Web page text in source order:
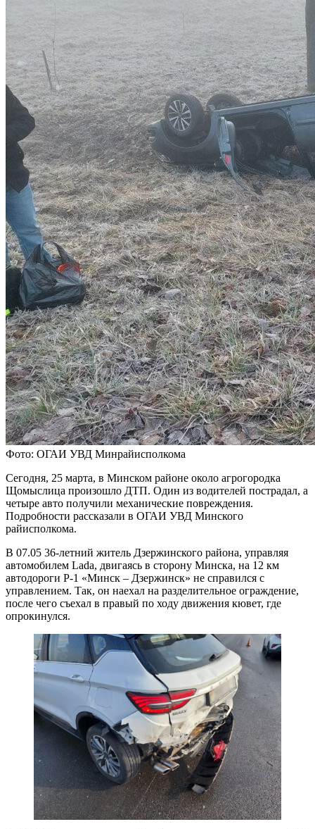
Фото: ОГАИ УВД Минрайисполкома
Сегодня, 25 марта, в Минском районе около агрогородка
Щомыслица произошло ДТП. Один из водителей пострадал, а
четыре авто получили механические повреждения.
Подробности рассказали в ОГАИ УВД Минского
райисполкома.
В 07.05 36-летний житель Дзержинского района, управляя
автомобилем Lada, двигаясь в сторону Минска, на 12 км
автодороги Р-1 «Минск – Дзержинск» не справился с
управлением. Так, он наехал на разделительное ограждение,
после чего съехал в правый по ходу движения кювет, где
опрокинулся.